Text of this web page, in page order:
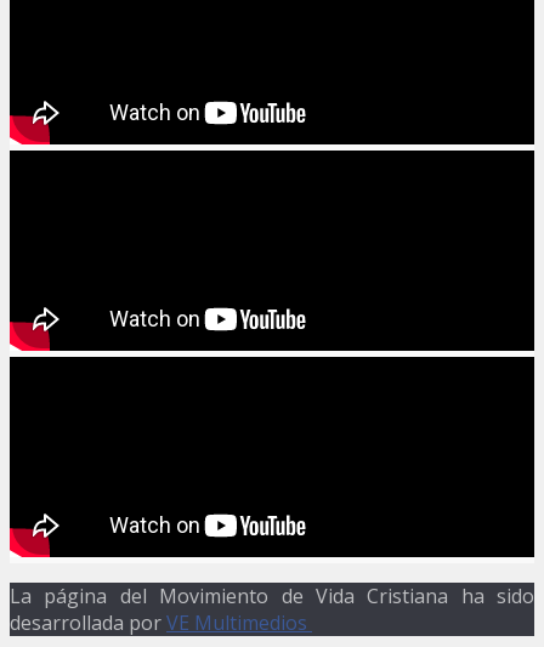
La página del Movimiento de Vida Cristiana ha sido
desarrollada porVE Multimedios